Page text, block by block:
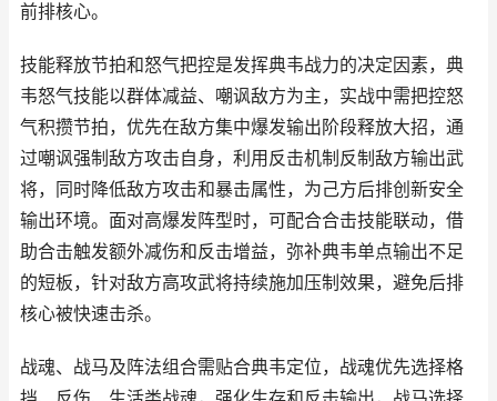
前排核心。
技能释放节拍和怒气把控是发挥典韦战力的决定因素，典
韦怒气技能以群体减益、嘲讽敌方为主，实战中需把控怒
气积攒节拍，优先在敌方集中爆发输出阶段释放大招，通
过嘲讽强制敌方攻击自身，利用反击机制反制敌方输出武
将，同时降低敌方攻击和暴击属性，为己方后排创新安全
输出环境。面对高爆发阵型时，可配合合击技能联动，借
助合击触发额外减伤和反击增益，弥补典韦单点输出不足
的短板，针对敌方高攻武将持续施加压制效果，避免后排
核心被快速击杀。
战魂、战马及阵法组合需贴合典韦定位，战魂优先选择格